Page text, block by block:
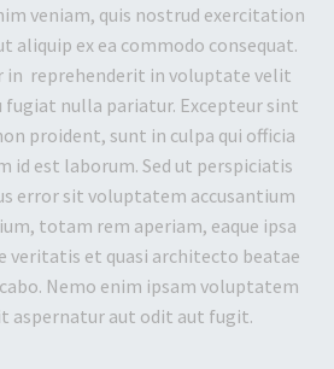
veniam, quis nostrud exercitation
aliquip ex ea commodo consequat.
in reprehenderit in voluptate velit
fugiat nulla pariatur. Excepteur sint
proident, sunt in culpa qui officia
id est laborum. Sed ut perspiciatis
error sit voluptatem accusantium
totam rem aperiam, eaque ipsa
veritatis et quasi architecto beatae
Nemo enim ipsam voluptatem
aspernatur aut odit aut fugit.